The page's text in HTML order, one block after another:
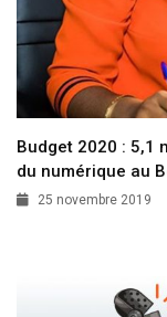
Budget 2020 : 5,1
du numérique au
25 novembre 2019